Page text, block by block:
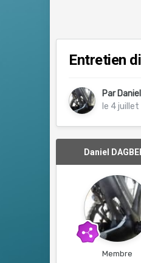
Entretien
Par
le 4 juillet
Daniel
Membre